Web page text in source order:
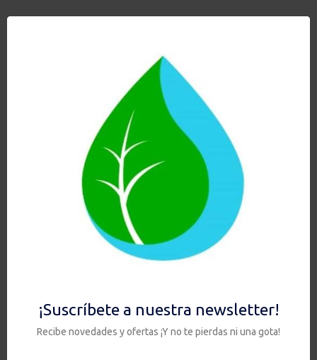
HCS DUO
NITRATOS con
ZEOLITA
Añadir al carrito
Ver
HCP DUO
ANTI CAL
Añadir al carrito
Hay existencias